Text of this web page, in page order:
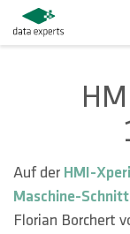
SERVICES
KARRIERE
Auf der HMI-
Maschine-
Florian Borchert